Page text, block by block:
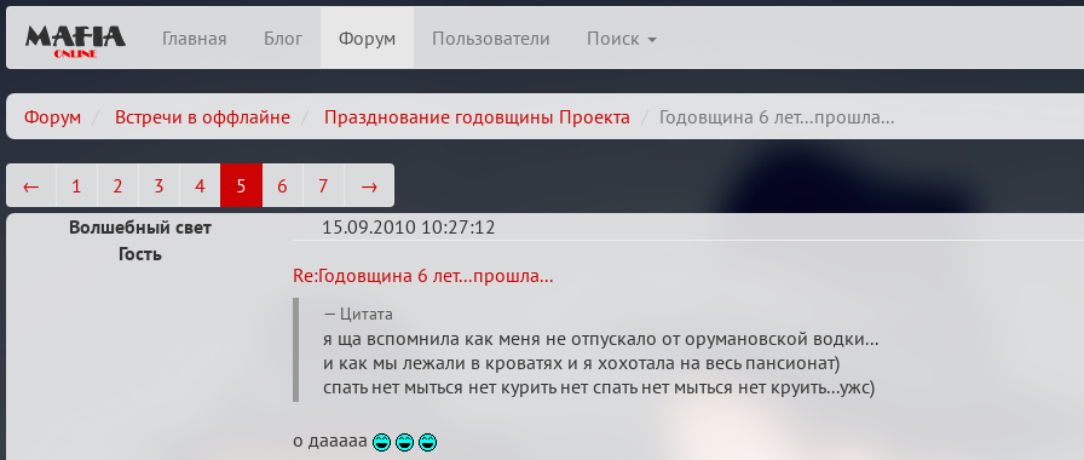
Главная Блог Форум Пользователи Поиск
Форум Встречи в оффлайне Празднование годовщины Проекта Годовщина 6 лет...прошла...
← 1 2 3 4 5 6 7
→
Волшебный свет
Гость
15.09.2010 10:27:12
Re:
Годовщина
лет...прошла...
Re:Годовщина 6 лет...прошла...
Цитата
я ща вспомнила как меня не отпускало от орумановской водки...
и как мы лежали в кроватях и я хохотала на весь пансионат)
спать нет мыться нет курить нет спать нет мыться нет круить...ужс)
о дааааа